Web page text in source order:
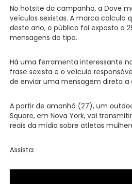
No hotsite da campanha, a Dove
veículos sexistas. A marca calcula
deste ano, o público foi exposto a
mensagens do tipo.
Há uma ferramenta interessante
frase sexista e o veículo
de enviar uma mensagem direta a
A partir de amanhã (27), um
Square, em Nova York, vai
reais da mídia sobre atletas
Assista: